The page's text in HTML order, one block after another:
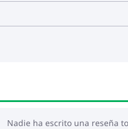
Nadie ha escrito una reseña